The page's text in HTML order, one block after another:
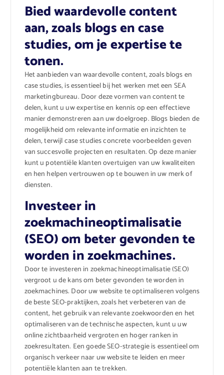
Bied waardevolle content
aan, zoals blogs en case
studies, om je expertise te
tonen.
Het aanbieden van waardevolle content, zoals blogs en
case studies, is essentieel bij het werken met een SEA
marketingbureau. Door deze vormen van content te
delen, kunt u uw expertise en kennis op een effectieve
manier demonstreren aan uw doelgroep. Blogs bieden de
mogelijkheid om relevante informatie en inzichten te
delen, terwijl case studies concrete voorbeelden geven
van succesvolle projecten en resultaten. Op deze manier
kunt u potentiële klanten overtuigen van uw kwaliteiten
en hen helpen vertrouwen op te bouwen in uw merk of
diensten.
Investeer in
zoekmachineoptimalisatie
(SEO) om beter gevonden te
worden in zoekmachines.
Door te investeren in zoekmachineoptimalisatie (SEO)
vergroot u de kans om beter gevonden te worden in
zoekmachines. Door uw website te optimaliseren volgens
de beste SEO-praktijken, zoals het verbeteren van de
content, het gebruik van relevante zoekwoorden en het
optimaliseren van de technische aspecten, kunt u uw
online zichtbaarheid vergroten en hoger ranken in
zoekresultaten. Een goede SEO-strategie is essentieel om
organisch verkeer naar uw website te leiden en meer
potentiële klanten aan te trekken.